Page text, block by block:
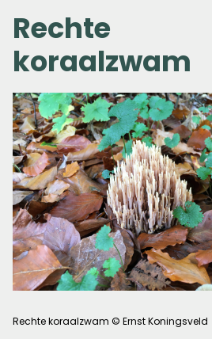
Rechte
koraalzwam
Rechte koraalzwam © Ernst Koningsveld